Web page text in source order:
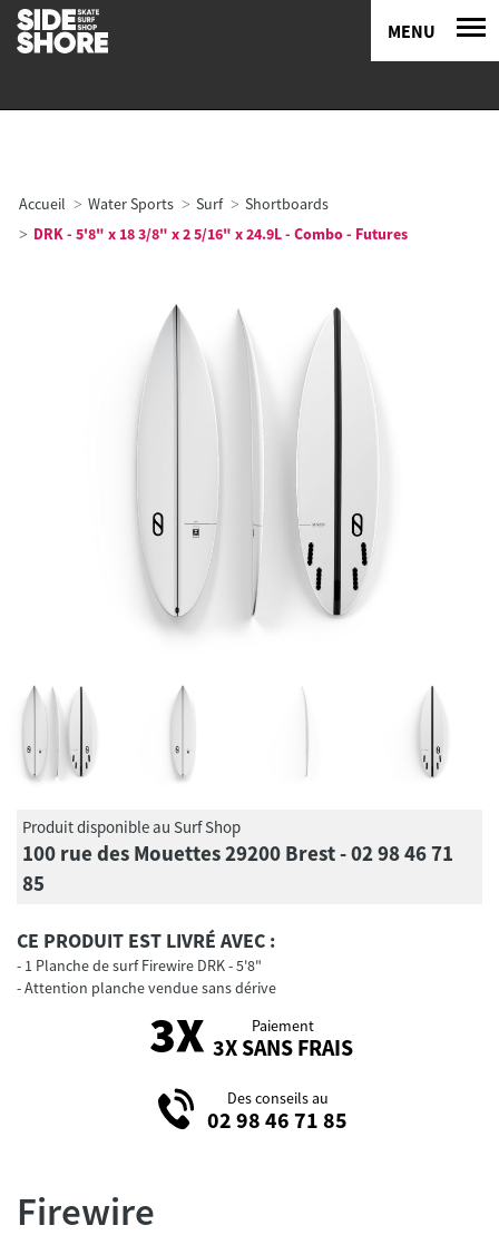
MENU
Accueil Water Sports Surf
Shortboards
DRK - 5'8" x 18 3/8" x 2 5/16" x 24.9L - Combo - Futures
Produit disponible au Surf Shop
100 rue des Mouettes 29200 Brest - 02 98 46 71
85
CE PRODUIT EST LIVRÉ AVEC :
1 Planche de surf Firewire DRK - 5'8"
Attention planche vendue sans dérive
Paiement
3X SANS FRAIS
Des conseils au
02 98 46 71 85
Firewire